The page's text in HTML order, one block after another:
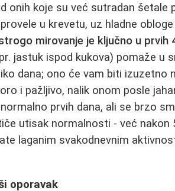
onih koje su već sutradan šetale
u krevetu, uz hladne
mirovanje je ključno u prvih
jastuk ispod kukova) pomaže u
dana; ono će vam biti izuzetno
i pažljivo, nalik onom posle
prvih dana, ali se brzo
utisak normalnosti - već nakon
laganim svakodnevnim
oporavak